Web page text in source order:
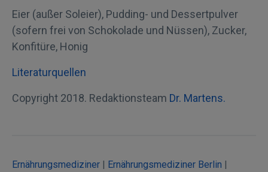
Eier (außer Soleier), Pudding- und Dessertpulver
(sofern frei von Schokolade und Nüssen), Zucker,
Konfitüre, Honig
Literaturquellen
Copyright 2018. Redaktionsteam Dr. Martens.
Ernährungsmediziner | Ernährungsmediziner Berlin |